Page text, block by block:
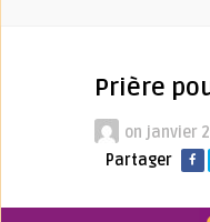
Prière
on janvier
Partager